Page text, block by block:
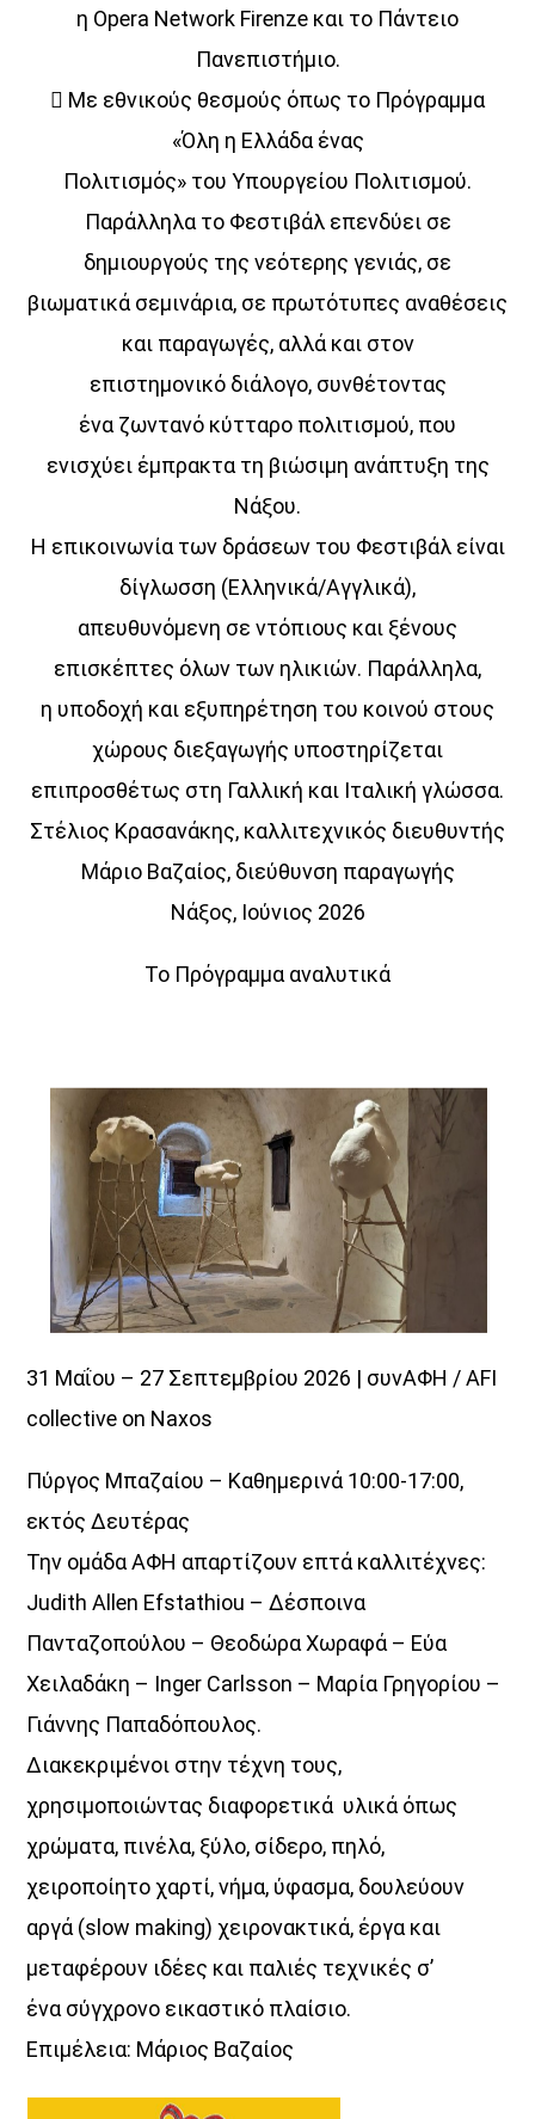
η Opera Network Firenze και το Πάντειο
Πανεπιστήμιο.
 Με εθνικούς θεσμούς όπως το Πρόγραμμα
«Όλη η Ελλάδα ένας
Πολιτισμός» του Υπουργείου Πολιτισμού.
Παράλληλα το Φεστιβάλ επενδύει σε
δημιουργούς της νεότερης γενιάς, σε
βιωματικά σεμινάρια, σε πρωτότυπες αναθέσεις
και παραγωγές, αλλά και στον
επιστημονικό διάλογο, συνθέτοντας
ένα ζωντανό κύτταρο πολιτισμού, που
ενισχύει έμπρακτα τη βιώσιμη ανάπτυξη της
Νάξου.
Η επικοινωνία των δράσεων του Φεστιβάλ είναι
δίγλωσση (Ελληνικά/Αγγλικά),
απευθυνόμενη σε ντόπιους και ξένους
επισκέπτες όλων των ηλικιών. Παράλληλα,
η υποδοχή και εξυπηρέτηση του κοινού στους
χώρους διεξαγωγής υποστηρίζεται
επιπροσθέτως στη Γαλλική και Ιταλική γλώσσα.
Στέλιος Κρασανάκης, καλλιτεχνικός διευθυντής
Μάριο Βαζαίος, διεύθυνση παραγωγής
Νάξος, Ιούνιος 2026
Το Πρόγραμμα αναλυτικά
31 Μαΐου – 27 Σεπτεμβρίου 2026 | συνΑΦΗ / AFI
collective on Naxos
Πύργος Μπαζαίου – Καθημερινά 10:00-17:00,
εκτός Δευτέρας
Την ομάδα ΑΦΗ απαρτίζουν επτά καλλιτέχνες:
Judith Allen Efstathiou – Δέσποινα
Πανταζοπούλου – Θεοδώρα Χωραφά – Εύα
Χειλαδάκη – Ιnger Carlsson – Μαρία Γρηγορίου –
Γιάννης Παπαδόπουλος.
Διακεκριμένοι στην τέχνη τους,
χρησιμοποιώντας διαφορετικά υλικά όπως
χρώματα, πινέλα, ξύλο, σίδερο, πηλό,
χειροποίητο χαρτί, νήμα, ύφασμα, δουλεύουν
αργά (slow making) χειρονακτικά, έργα και
μεταφέρουν ιδέες και παλιές τεχνικές σ’
ένα σύγχρονο εικαστικό πλαίσιο.
Επιμέλεια: Μάριος Βαζαίος